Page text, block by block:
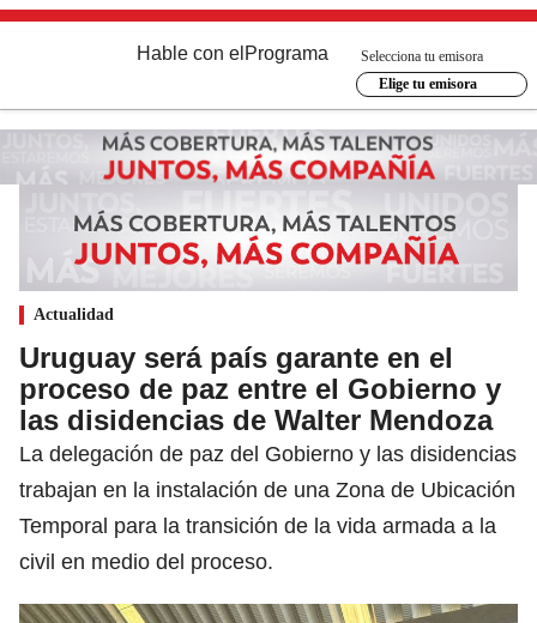
Hable con el Programa
Selecciona tu emisora
Elige tu emisora
Actualidad
Uruguay será país garante en el
proceso de paz entre el Gobierno y
las disidencias de Walter Mendoza
La delegación de paz del Gobierno y las disidencias
trabajan en la instalación de una Zona de Ubicación
Temporal para la transición de la vida armada a la
civil en medio del proceso.